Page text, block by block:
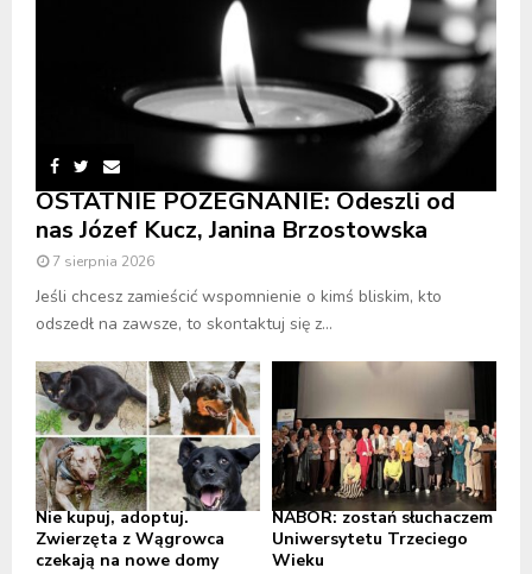
OSTATNIE POŻEGNANIE: Odeszli od
nas Józef Kucz, Janina Brzostowska
7 sierpnia 2026
Jeśli chcesz zamieścić wspomnienie o kimś bliskim, kto
odszedł na zawsze, to skontaktuj się z...
Nie kupuj, adoptuj.
Zwierzęta z Wągrowca
czekają na nowe domy
NABÓR: zostań słuchaczem
Uniwersytetu Trzeciego
Wieku